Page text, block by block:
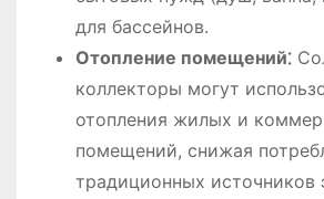
для бассейнов.
Отопление помещений⁚
коллекторы могут
отопления жилых и
помещений, снижая
традиционных источников